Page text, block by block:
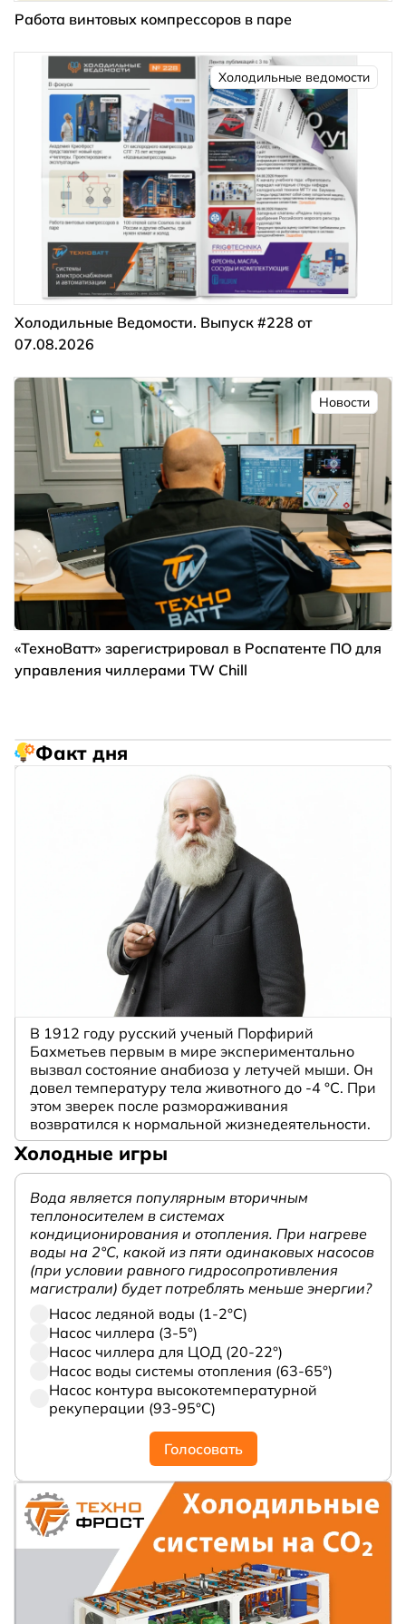
Работа винтовых компрессоров в паре
Холодильные ведомости
Холодильные Ведомости. Выпуск #228 от
07.08.2026
Новости
«ТехноВатт» зарегистрировал в Роспатенте ПО для
управления чиллерами TW Chill
Факт дня
В 1912 году русский ученый Порфирий
Бахметьев первым в мире экспериментально
вызвал состояние анабиоза у летучей мыши. Он
довел температуру тела животного до -4 °C. При
этом зверек после размораживания
возвратился к нормальной жизнедеятельности.
Холодные игры
Вода является популярным вторичным
теплоносителем в системах
кондиционирования и отопления. При нагреве
воды на 2°С, какой из пяти одинаковых насосов
(при условии равного гидросопротивления
магистрали) будет потреблять меньше энергии?
Насос ледяной воды (1-2°С)
Насос чиллера (3-5°)
Насос чиллера для ЦОД (20-22°)
Насос воды системы отопления (63-65°)
Насос контура высокотемпературной
рекуперации (93-95°С)
Голосовать